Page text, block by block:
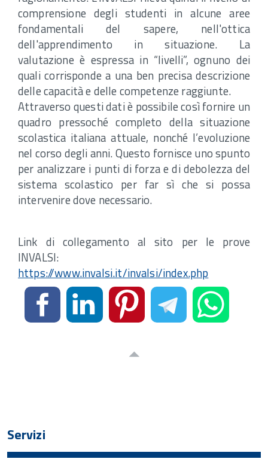
comprensione degli studenti in alcune aree
fondamentali del sapere, nell'ottica
dell'apprendimento in situazione. La
valutazione è espressa in “livelli”, ognuno dei
quali corrisponde a una ben precisa descrizione
delle capacità e delle competenze raggiunte.
Attraverso questi dati è possibile così fornire un
quadro pressoché completo della situazione
scolastica italiana attuale, nonché l’evoluzione
nel corso degli anni. Questo fornisce uno spunto
per analizzare i punti di forza e di debolezza del
sistema scolastico per far sì che si possa
intervenire dove necessario.
Link di collegamento al sito per le prove
INVALSI:
https://www.invalsi.it/invalsi/index.php
Servizi